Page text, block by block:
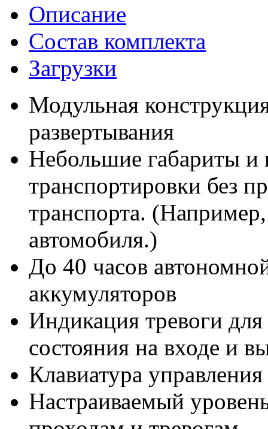
Описание
Состав комплекта
Загрузки
Модульная
развертывания
Небольшие габариты и
транспортировки без
транспорта.
автомобиля.)
До 40 часов
аккумуляторов
Индикация тревоги
состояния на входе и
Клавиатура
Настраиваемый